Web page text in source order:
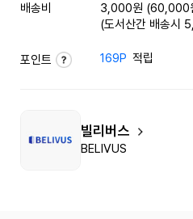
배송비
3,000원 (60,000
(도서산간 배송시
포인트 169P 적립
빌리버스
BELIVUS